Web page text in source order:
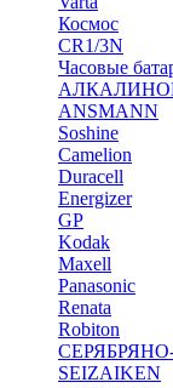
Космос
CR1/3N
Часовые
ANSMANN
Soshine
Camelion
Duracell
Energizer
GP
Kodak
Maxell
Panasonic
Renata
Robiton
SEIZAIKEN